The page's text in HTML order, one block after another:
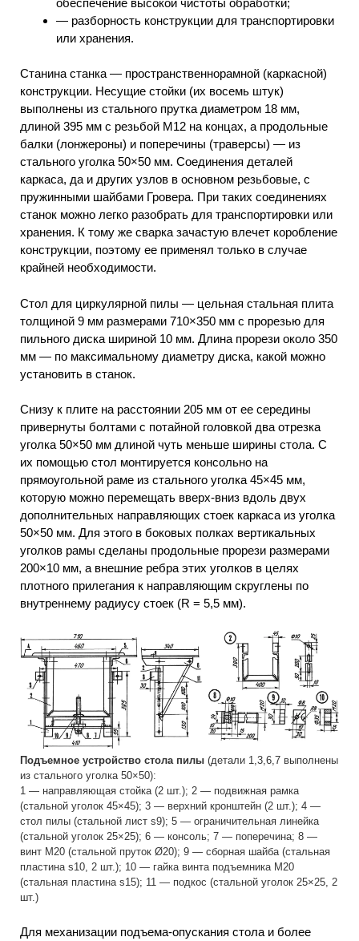
— разборность конструкции для транспортировки
или хранения.
Станина станка — пространственнорамной (каркасной)
конструкции. Несущие стойки (их восемь штук)
выполнены из стального прутка диаметром 18 мм,
длиной 395 мм с резьбой М12 на концах, а продольные
балки (лонжероны) и поперечины (траверсы) — из
стального уголка 50×50 мм. Соединения деталей
каркаса, да и других узлов в основном резьбовые, с
пружинными шайбами Гровера. При таких соединениях
станок можно легко разобрать для транспортировки или
хранения. К тому же сварка зачастую влечет коробление
конструкции, поэтому ее применял только в случае
крайней необходимости.
Стол для циркулярной пилы — цельная стальная плита
толщиной 9 мм размерами 710×350 мм с прорезью для
пильного диска шириной 10 мм. Длина прорези около 350
мм — по максимальному диаметру диска, какой можно
установить в станок.
Снизу к плите на расстоянии 205 мм от ее середины
привернуты болтами с потайной головкой два отрезка
уголка 50×50 мм длиной чуть меньше ширины стола. С
их помощью стол монтируется консольно на
прямоугольной раме из стального уголка 45×45 мм,
которую можно перемещать вверх-вниз вдоль двух
дополнительных направляющих стоек каркаса из уголка
50×50 мм. Для этого в боковых полках вертикальных
уголков рамы сделаны продольные прорези размерами
200×10 мм, а внешние ребра этих уголков в целях
плотного прилегания к направляющим скруглены по
внутреннему радиусу стоек (R = 5,5 мм).
Подъемное устройство стола пилы (детали 1,3,6,7 выполнены
из стального уголка 50×50):
1 — направляющая стойка (2 шт.); 2 — подвижная рамка
(стальной уголок 45×45); 3 — верхний кронштейн (2 шт.); 4 —
стол пилы (стальной лист s9); 5 — ограничительная линейка
(стальной уголок 25×25); 6 — консоль; 7 — поперечина; 8 —
винт М20 (стальной пруток Ø20); 9 — сборная шайба (стальная
пластина s10, 2 шт.); 10 — гайка винта подъемника М20
(стальная пластина s15); 11 — подкос (стальной уголок 25×25, 2
шт.)
Для механизации подъема-опускания стола и более